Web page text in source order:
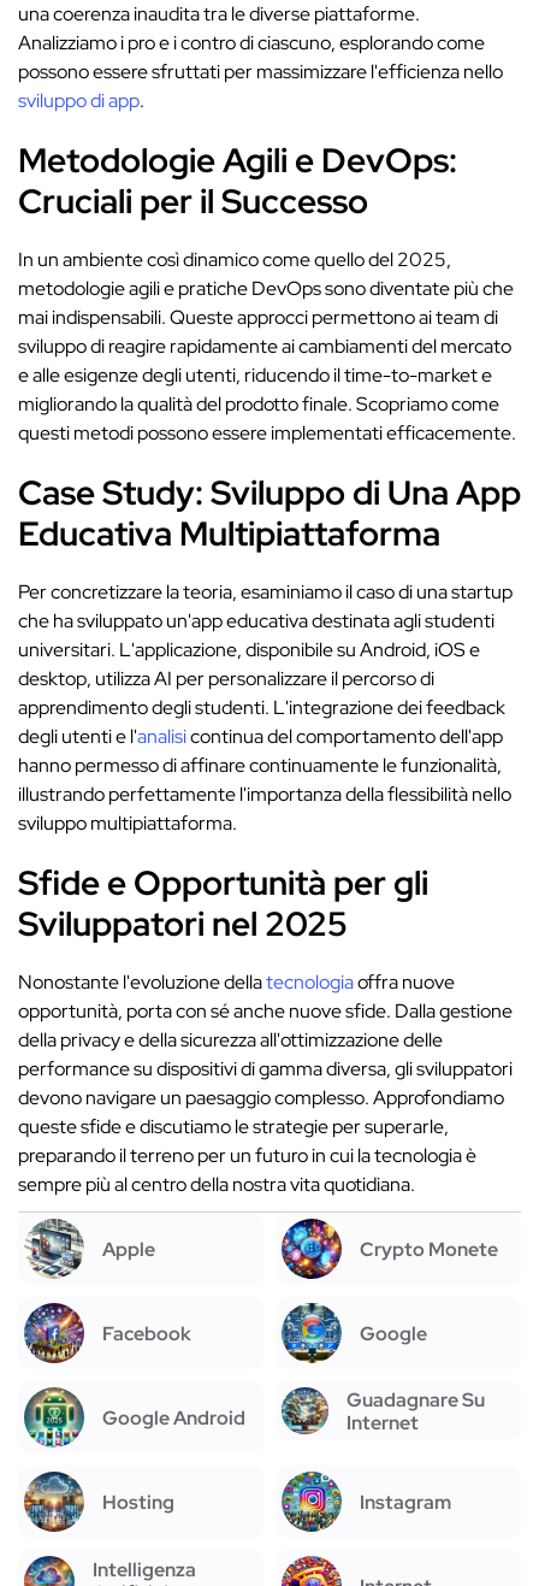
una coerenza inaudita tra le diverse piattaforme.
Analizziamo i pro e i contro di ciascuno, esplorando come
possono essere sfruttati per massimizzare l'efficienza nello
sviluppo di app.
Metodologie Agili e DevOps:
Cruciali per il Successo
In un ambiente così dinamico come quello del 2025,
metodologie agili e pratiche DevOps sono diventate più che
mai indispensabili. Queste approcci permettono ai team di
sviluppo di reagire rapidamente ai cambiamenti del mercato
e alle esigenze degli utenti, riducendo il time-to-market e
migliorando la qualità del prodotto finale. Scopriamo come
questi metodi possono essere implementati efficacemente.
Case Study: Sviluppo di Una App
Educativa Multipiattaforma
Per concretizzare la teoria, esaminiamo il caso di una startup
che ha sviluppato un'app educativa destinata agli studenti
universitari. L'applicazione, disponibile su Android, iOS e
desktop, utilizza AI per personalizzare il percorso di
apprendimento degli studenti. L'integrazione dei feedback
degli utenti e l'analisicontinua del comportamento dell'app
hanno permesso di affinare continuamente le funzionalità,
illustrando perfettamente l'importanza della flessibilità nello
sviluppo multipiattaforma.
Sfide e Opportunità per gli
Sviluppatori nel 2025
Nonostante l'evoluzione dellatecnologiaoffra nuove
opportunità, porta con sé anche nuove sfide. Dalla gestione
della privacy e della sicurezza all'ottimizzazione delle
performance su dispositivi di gamma diversa, gli sviluppatori
devono navigare un paesaggio complesso. Approfondiamo
queste sfide e discutiamo le strategie per superarle,
preparando il terreno per un futuro in cui la tecnologia è
sempre più al centro della nostra vita quotidiana.
Apple Crypto Monete
Facebook Google
Google Android
Guadagnare Su
Internet
Hosting Instagram
Intelligenza